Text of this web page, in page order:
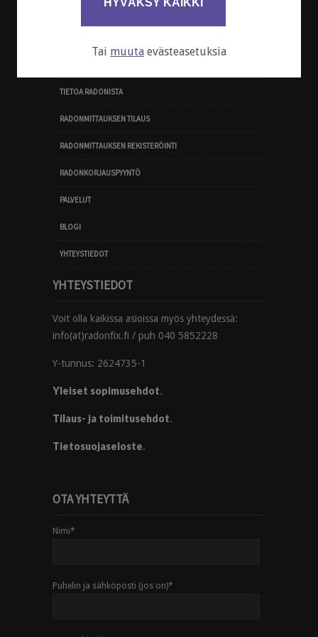
© 2025 RadonFix Suomi Oy
PIKAVALIKKO
TIETOA RADONISTA
RADONMITTAUKSEN TILAUS
RADONMITTAUKSEN REKISTERÖINTI
RADONKORJAUSPYYNTÖ
PALVELUT
BLOGI
YHTEYSTIEDOT
YHTEYSTIEDOT
Voit olla kaikissa asioissa myös yhteydessä:
info(at)radonfix.fi / puh 040 5852228
Y-tunnus: 2624735-1
Yleiset sopimusehdot.
Tilaus- ja toimitusehdot.
Tietosuojaseloste.
OTA YHTEYTTÄ
Nimi*
Puhelin ja sähköposti (jos on)*
HYVÄKSY KAIKKI
Tai muuta evästeasetuksia